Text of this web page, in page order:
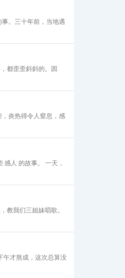
。三十年前，当地遇
都歪歪斜斜的。因
炎热得令人窒息，感
人 的故事。 一天，
教我们三姐妹唱歌。
午才熬成，这次总算没